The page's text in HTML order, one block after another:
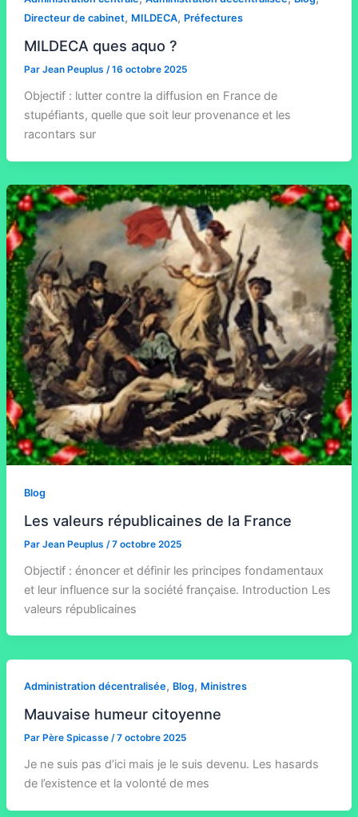
Directeur de cabinet, MILDECA, Préfectures
MILDECA ques aquo ?
Par Jean Peuplus /16 octobre 2025
Objectif : lutter contre la diffusion en France de
stupéfiants, quelle que soit leur provenance et les
racontars sur
Blog
Les valeurs républicaines de la France
Par Jean Peuplus /7 octobre 2025
Objectif : énoncer et définir les principes fondamentaux
et leur influence sur la société française. Introduction Les
valeurs républicaines
Administration décentralisée, Blog, Ministres
Mauvaise humeur citoyenne
Par Père Spicasse /7 octobre 2025
Je ne suis pas d’ici mais je le suis devenu. Les hasards
de l’existence et la volonté de mes